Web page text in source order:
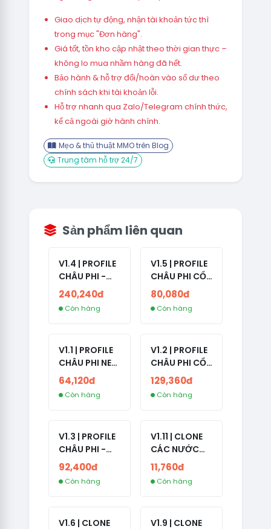
Giao dịch tự động, nhận tài khoản tức thì
trong mục "Đơn hàng".
Giá tốt, tồn kho cập nhật theo thời gian thực –
không lo mua nhầm hàng đã hết.
Bảo hành & hỗ trợ đổi/hoàn vào số dư theo
chính sách khi tài khoản lỗi.
Hỗ trợ nhanh qua Zalo/Telegram chính thức,
kể cả ngoài giờ hành chính.
Mẹo & thủ thuật MMO trên Blog
Trung tâm hỗ trợ 24/7
Sản phẩm liên quan
V1.4 | PROFILE
CHÂU PHI -
ETHIOPIA CỔ -
NO 2FA -
RANDOM BẠN
240,240đ
Còn hàng
V1.5 | PROFILE
CHÂU PHI CỔ
- NO 2FA -
LẪN 2024 -
LIVE ADS
80,080đ
Còn hàng
V1.1 | PROFILE
CHÂU PHI NEW
- NO 2FA - ĐA
SỐ BẠN BÈ
CAO
64,120đ
Còn hàng
V1.2 | PROFILE
CHÂU PHI CỔ
- NO 2FA -
LIVE ADS -
NĂM TẠO
129,360đ
Còn hàng
V1.3 | PROFILE
CHÂU PHI -
NO 2FA - LIVE
ADS
92,400đ
Còn hàng
V1.11 | CLONE
CÁC NƯỚC
CÓ 2FA -
INDIA - HÀNG
1 HOTMAIL
11,760đ
Còn hàng
V1.6 | CLONE
V1.9 | CLONE